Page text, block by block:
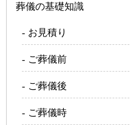
葬儀の基礎知識
お見積り
ご葬儀前
ご葬儀後
ご葬儀時